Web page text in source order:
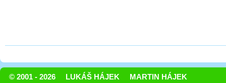
© 2001 - 2026 LUKÁŠ HÁJEK MARTIN HÁJEK